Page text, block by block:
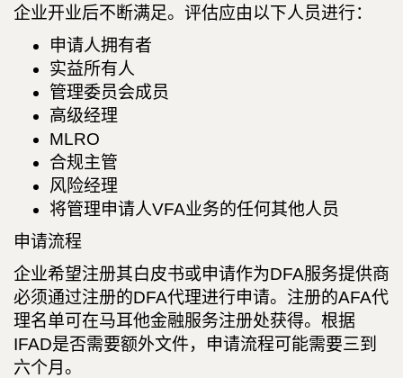
企业开业后不断满足。评估应由以下人员进行：
申请人拥有者
实益所有人
管理委员会成员
高级经理
MLRO
合规主管
风险经理
将管理申请人VFA业务的任何其他人员
申请流程
企业希望注册其白皮书或申请作为DFA服务提供商
必须通过注册的DFA代理进行申请。注册的AFA代
理名单可在马耳他金融服务注册处获得。根据
IFAD是否需要额外文件，申请流程可能需要三到
六个月。